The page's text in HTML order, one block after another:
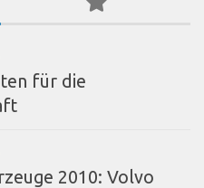
für die
2010: Volvo